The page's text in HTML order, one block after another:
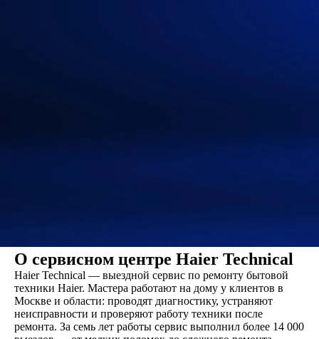
О сервисном центре Haier Technical
Haier Technical — выездной сервис по ремонту бытовой
техники Haier. Мастера работают на дому у клиентов в
Москве и области: проводят диагностику, устраняют
неисправности и проверяют работу техники после
ремонта. За семь лет работы сервис выполнил более 14 000